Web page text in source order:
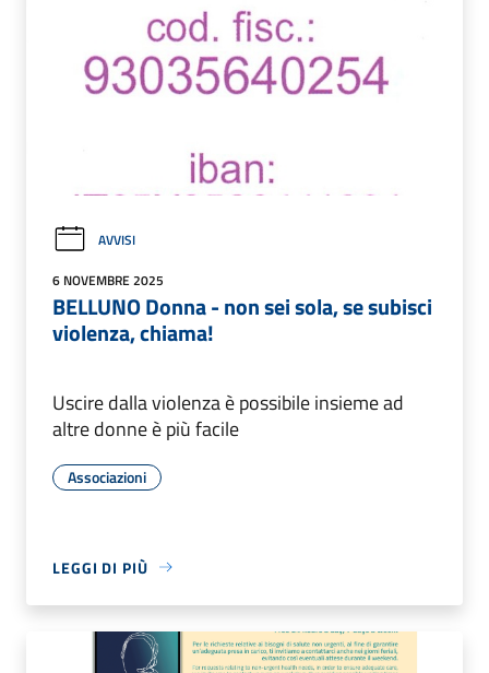
AVVISI
6 NOVEMBRE 2025
BELLUNO Donna - non sei sola, se subisci
violenza, chiama!
Uscire dalla violenza è possibile insieme ad
altre donne è più facile
Associazioni
LEGGI DI PIÙ